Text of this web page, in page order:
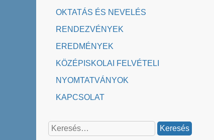
OKTATÁS ÉS NEVELÉS
RENDEZVÉNYEK
EREDMÉNYEK
KÖZÉPISKOLAI FELVÉTELI
NYOMTATVÁNYOK
KAPCSOLAT
Keresés: